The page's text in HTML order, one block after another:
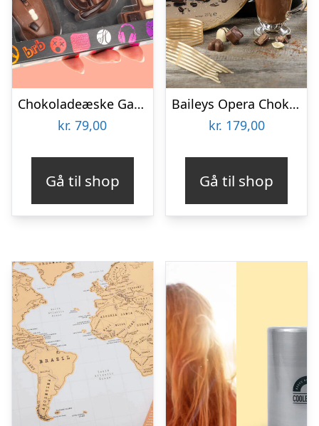
Chokoladeæske Gaming
kr. 79,00
Gå til shop
Baileys Opera Chokoladeæske
kr. 179,00
Gå til shop